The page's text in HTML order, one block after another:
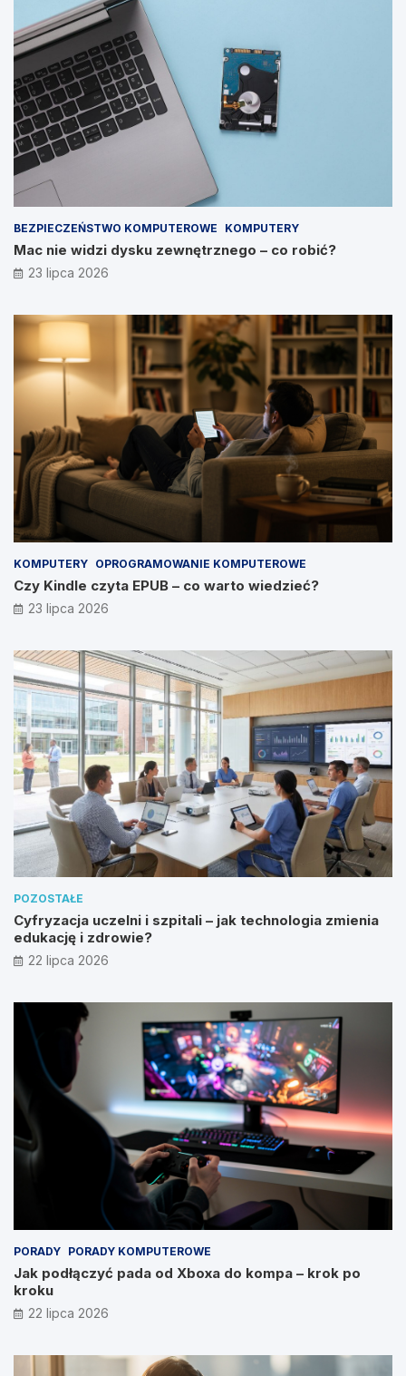
BEZPIECZEŃSTWO KOMPUTEROWE KOMPUTERY
Mac nie widzi dysku zewnętrznego – co robić?
23 lipca 2026
KOMPUTERY OPROGRAMOWANIE KOMPUTEROWE
Czy Kindle czyta EPUB – co warto wiedzieć?
23 lipca 2026
POZOSTAŁE
Cyfryzacja uczelni i szpitali – jak technologia zmienia
edukację i zdrowie?
22 lipca 2026
PORADY PORADY KOMPUTEROWE
Jak podłączyć pada od Xboxa do kompa – krok po
kroku
22 lipca 2026